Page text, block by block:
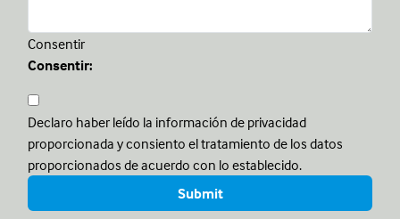
Consentir
Consentir:
Declaro haber leído la información de privacidad
proporcionada y consiento el tratamiento de los datos
proporcionados de acuerdo con lo establecido.